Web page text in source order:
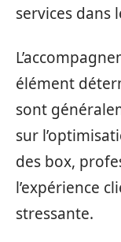
services dans
élément
sont
sur
des box,
l’expérience
stressante.